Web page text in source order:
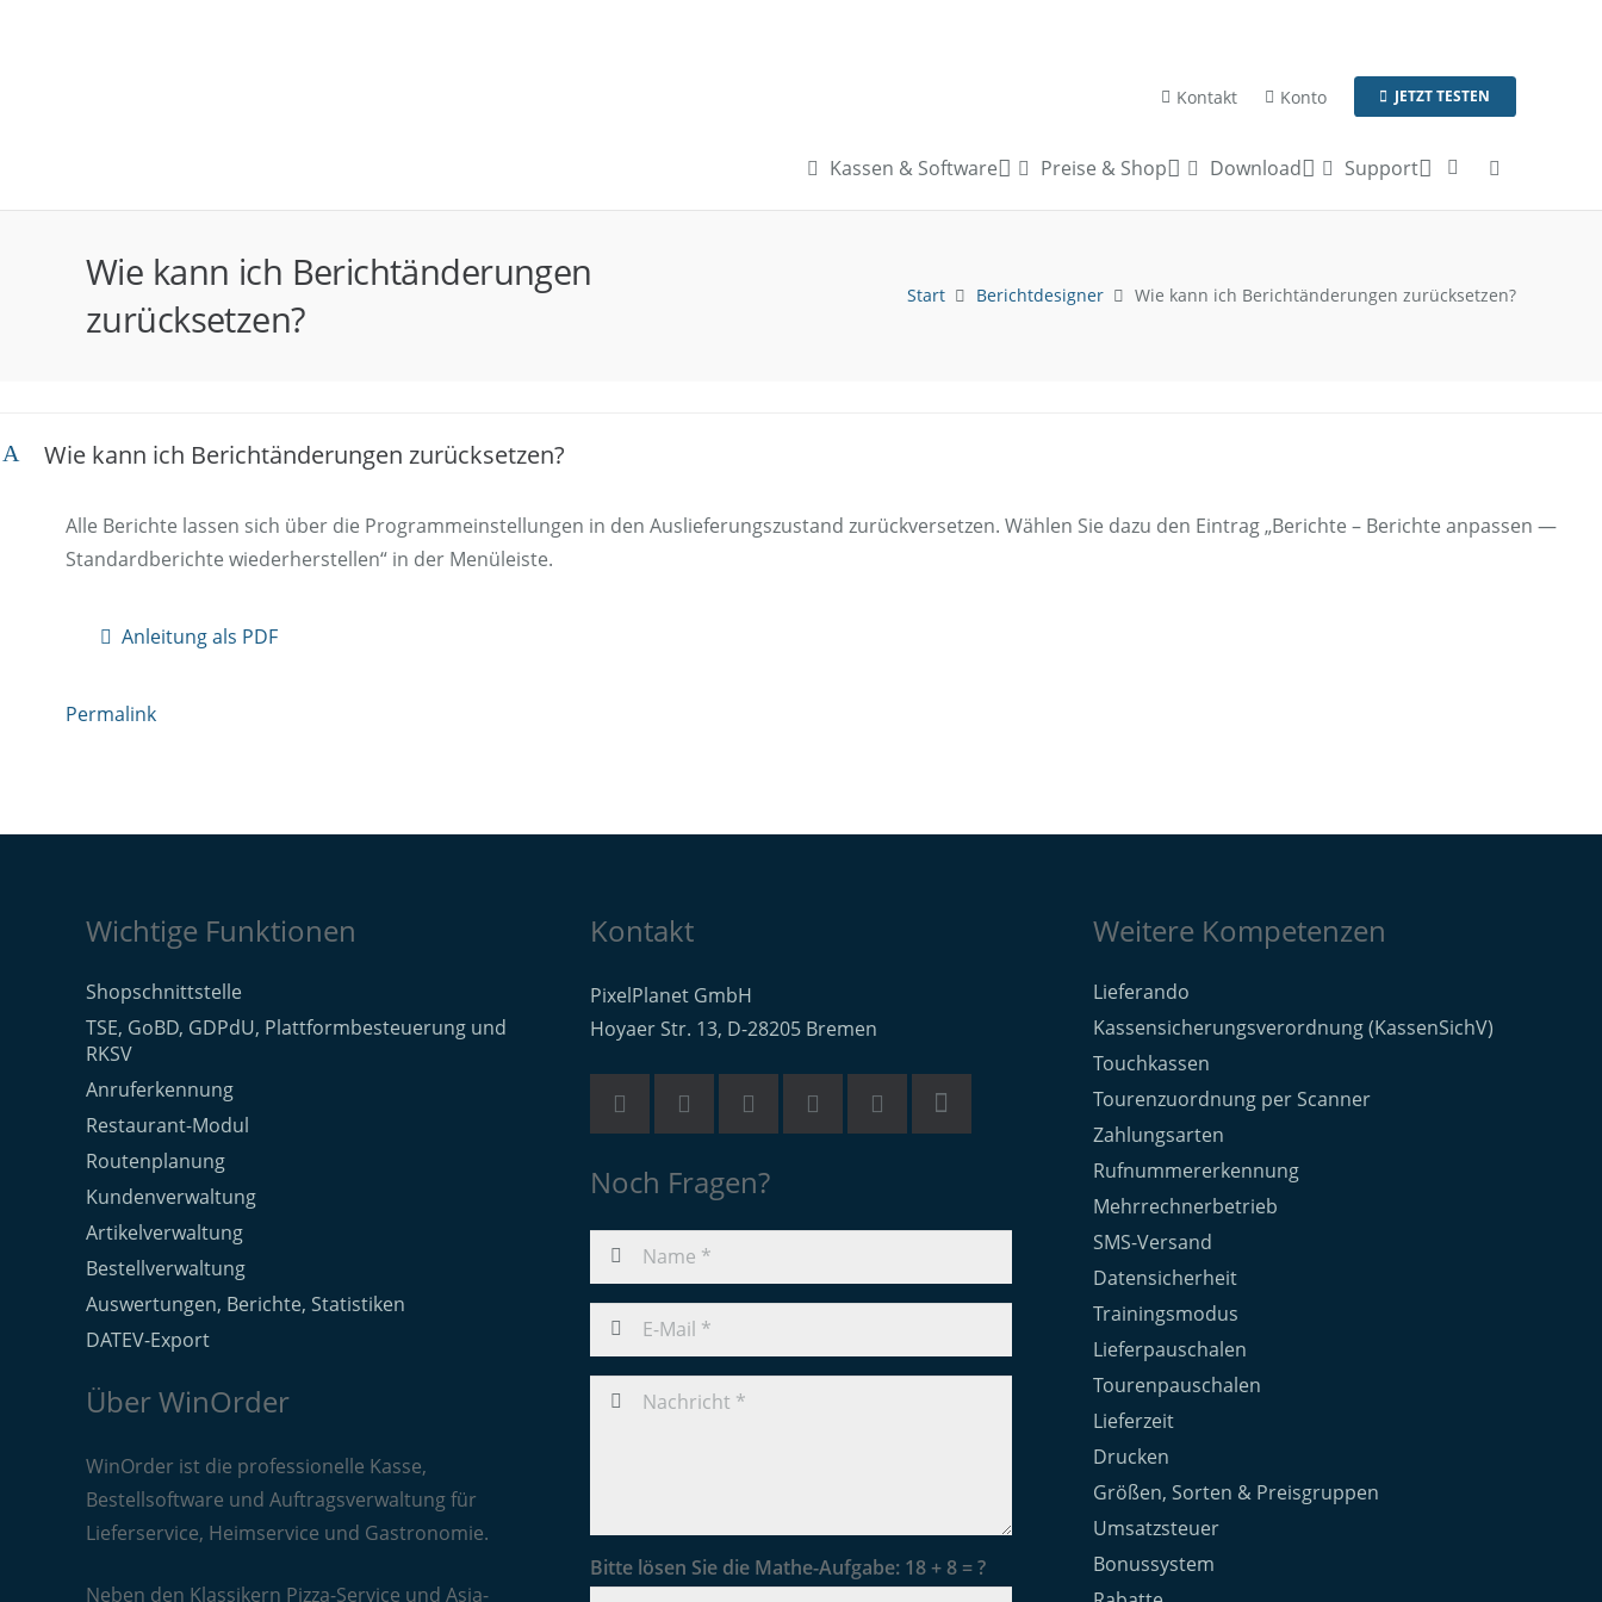
Kontakt Konto JETZT TESTEN
Kassen & Software Preise & Shop Download Support
Wie kann ich Berichtänderungen
zurücksetzen?
Start Berichtdesigner Wie kann ich Berichtänderungen zurücksetzen?
A Wie kann ich Berichtänderungen zurücksetzen?
Alle Berichte lassen sich über die Programmeinstellungen in den Auslieferungszustand zurückversetzen. Wählen Sie dazu den Eintrag „Berichte – Berichte anpassen —
Standardberichte wiederherstellen“ in der Menüleiste.
Anleitung als PDF
Permalink
Wichtige Funktionen
Shopschnittstelle
TSE, GoBD, GDPdU, Plattformbesteuerung und
RKSV
Anruferkennung
Restaurant-Modul
Routenplanung
Kundenverwaltung
Artikelverwaltung
Bestellverwaltung
Auswertungen, Berichte, Statistiken
DATEV-Export
Über WinOrder
WinOrder ist die professionelle Kasse,
Bestellsoftware und Auftragsverwaltung für
Lieferservice, Heimservice und Gastronomie.
Neben den Klassikern Pizza-Service und Asia-
Kontakt
PixelPlanet GmbH
Hoyaer Str. 13, D-28205 Bremen
Noch Fragen?
Bitte lösen Sie die Mathe-Aufgabe: 18 + 8 = ?
Weitere Kompetenzen
Lieferando
Kassensicherungsverordnung (KassenSichV)
Touchkassen
Tourenzuordnung per Scanner
Zahlungsarten
Rufnummererkennung
Mehrrechnerbetrieb
SMS-Versand
Datensicherheit
Trainingsmodus
Lieferpauschalen
Tourenpauschalen
Lieferzeit
Drucken
Größen, Sorten & Preisgruppen
Umsatzsteuer
Bonussystem